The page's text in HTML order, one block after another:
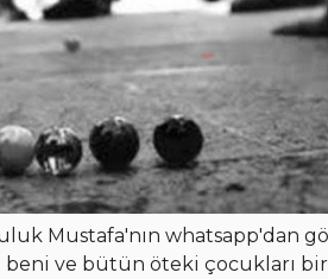
Mustafa'nın whatsapp'dan
beni ve bütün öteki çocukları